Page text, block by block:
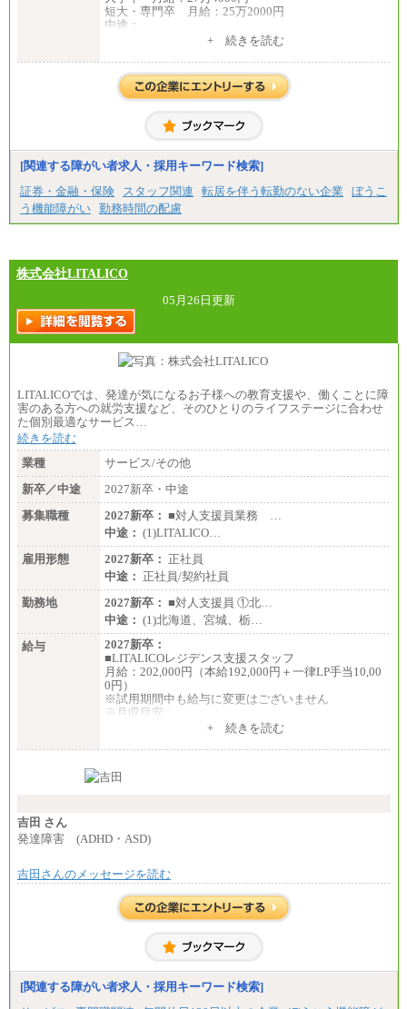
短大・専門卒 月給：25万2000円
中途：
※職務経験等を考慮し決定いたします。
※試用期間中も給与に変更はございません
+ 続きを読む
[関連する障がい者求人・採用キーワード検索]
証券・金融・保険
スタッフ関連 転居を伴う転勤のない企業
ぼうこ
う機能障がい 勤務時間の配慮
株式会社LITALICO
05月26日更新
LITALICOでは、発達が気になるお子様への教育支援や、働くことに障
害のある方への就労支援など、そのひとりのライフステージに合わせ
た個別最適なサービス…
続きを読む
業種
サービス/その他
新卒／中途
2027新卒・中途
募集職種
2027新卒： ■対人支援員業務 …
中途： (1)LITALICO…
雇用形態
2027新卒： 正社員
中途： 正社員/契約社員
勤務地
2027新卒： ■対人支援員 ①北…
中途： (1)北海道、宮城、栃…
給与
2027新卒：
■LITALICOレジデンス支援スタッフ
月給：202,000円（本給192,000円＋一律LP手当10,00
0円）
※試用期間中も給与に変更はございません
※月収目安
夜勤回数により変動
条件あり）
■その他職種共通
月給：25万3,400円～
※20時間を超過した場合は別途支給
中途：
(1)(2)月給：25万3400円～28万5900円
※20時間を超過した場合は別途支給
※試用期間中も給与に変更はございません
+ 続きを読む
吉田 さん
発達障害 (ADHD・ASD)
吉田さんのメッセージを読む
[関連する障がい者求人・採用キーワード検索]